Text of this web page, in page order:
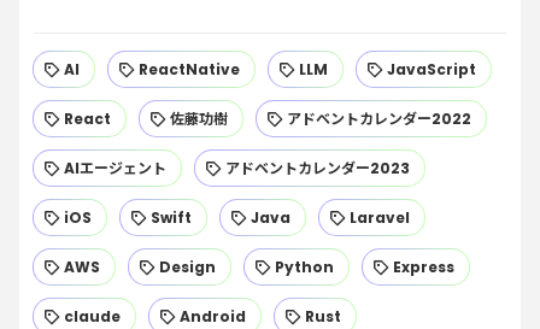
AI ReactNative LLM JavaScript
React 佐藤功樹 アドベントカレンダー2022
AIエージェント アドベントカレンダー2023
iOS Swift Java Laravel
AWS Design Python Express
claude Android Rust